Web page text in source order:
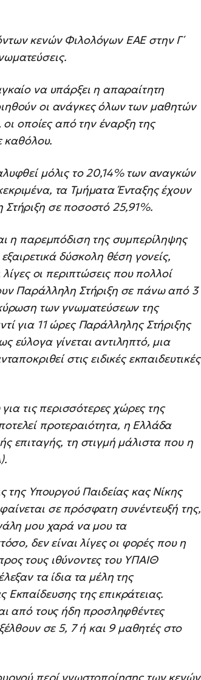
κενών Φιλολόγων ΕΑΕ στην Γ΄
να υπάρξει η απαραίτητη
οι ανάγκες όλων των μαθητών
οι οποίες από την έναρξη της
καθόλου.
μόλις το 20,14% των αναγκών
τα Τμήματα Ένταξης έχουν
σε ποσοστό 25,91%.
η παρεμπόδιση της συμπερίληψης
δύσκολη θέση γονείς,
οι περιπτώσεις που πολλοί
Παράλληλη Στήριξη σε πάνω από 3
των γνωματεύσεων της
για 11 ώρες Παράλληλης Στήριξης
εύλογα γίνεται αντιληπτό, μια
στις ειδικές εκπαιδευτικές
τις περισσότερες χώρες της
προτεραιότητα, η Ελλάδα
επιταγής, τη στιγμή μάλιστα που η
της Υπουργού Παιδείας κας Νίκης
σε πρόσφατη συνέντευξή της,
μου χαρά να μου τα
δεν είναι λίγες οι φορές που η
τους ιθύνοντες του ΥΠΑΙΘ
τα ίδια τα μέλη της
Εκπαίδευσης της επικράτειας.
από τους ήδη προσληφθέντες
σε 5, 7 ή και 9 μαθητές στο